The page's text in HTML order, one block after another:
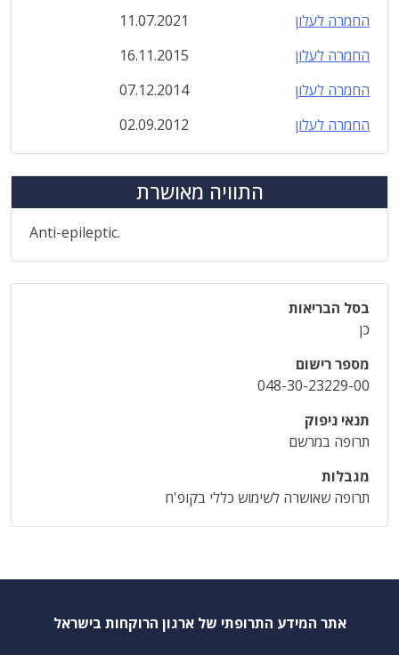
החמרה לעלון
11.07.2021
החמרה לעלון
16.11.2015
החמרה לעלון
07.12.2014
החמרה לעלון
02.09.2012
התוויה מאושרת
Anti-epileptic.
בסל הבריאות
כן
מספר רישום
048-30-23229-00
תנאי ניפוק
תרופה במרשם
מגבלות
תרופה שאושרה לשימוש כללי בקופ'ח
אתר המידע התרופתי של ארגון הרוקחות בישראל